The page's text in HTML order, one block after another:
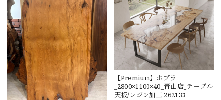
【Premium】ポプラ
_2800×1100×40_青山店_テーブル
天板/レジン加工 262133